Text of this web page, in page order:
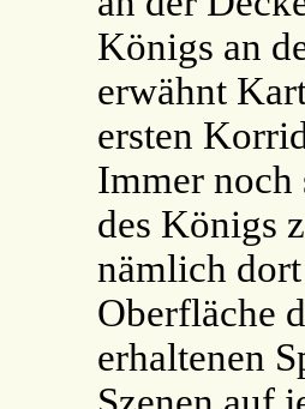
Königs an
erwähnt
ersten
Immer noch
des Königs
nämlich
Oberfläche
erhaltenen